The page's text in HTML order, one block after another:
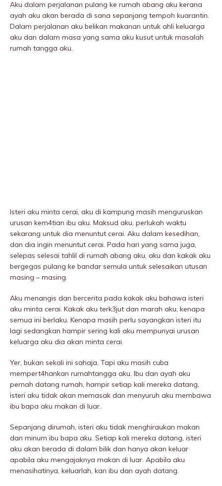
Aku dalam perjalanan pulang ke rumah abang aku kerana
ayah aku akan berada di sana sepanjang tempoh kuarantin.
Dalam perjalanan aku belikan makanan untuk ahli keluarga
aku dan dalam masa yang sama aku kusut untuk masalah
rumah tangga aku.
Isteri aku minta cerai, aku di kampung masih menguruskan
urusan kem4tian ibu aku. Maksud aku, perlukah waktu
sekarang untuk dia menuntut cerai. Aku dalam kesedihan,
dan dia ingin menuntut cerai. Pada hari yang sama juga,
selepas selesai tahliI di rumah abang aku, aku dan kakak aku
bergegas pulang ke bandar semula untuk selesaikan utusan
masing – masing.
Aku menangis dan bercerita pada kakak aku bahawa isteri
aku minta cerai. Kakak aku terk3jut dan marah aku, kenapa
semua ini berlaku. Kenapa masih perlu sayangkan isteri itu
lagi sedangkan hampir sering kali aku mempunyai urusan
keluarga aku dia akan minta cerai.
Yer, bukan sekali ini sahaja. Tapi aku masih cuba
mempert4hankan rumahtangga aku. Ibu dan ayah aku
pernah datang rumah, hampir setiap kali mereka datang,
isteri aku tidak akan memasak dan menyuruh aku membawa
ibu bapa aku makan di luar.
Sepanjang dirumah, isteri aku tidak menghiraukan makan
dan minum ibu bapa aku. Setiap kali mereka datang, isteri
aku akan berada di dalam bilik dan hanya akan keluar
apabila aku mengajaknya makan di luar. Apabila aku
menasihatinya, keluarlah, kan ibu dan ayah datang.